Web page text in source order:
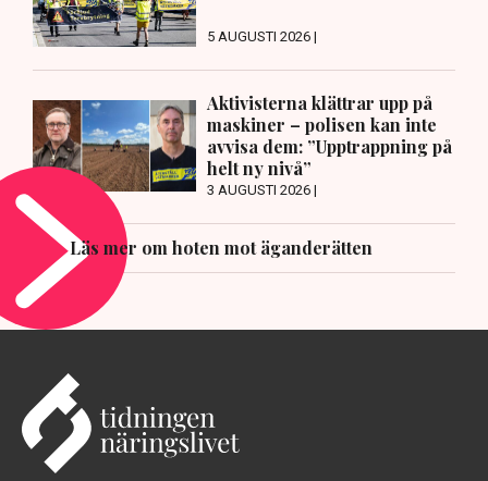
5 AUGUSTI 2026 |
Aktivisterna klättrar upp på
maskiner – polisen kan inte
avvisa dem: ”Upptrappning på
helt ny nivå”
3 AUGUSTI 2026 |
Läs mer om hoten mot äganderätten